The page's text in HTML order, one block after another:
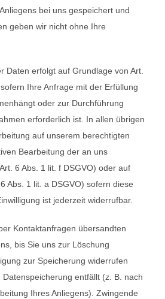
bei uns gespeichert und
geben wir nicht ohne Ihre
Daten erfolgt auf Grundlage von Art.
Ihre Anfrage mit der Erfüllung
oder zur Durchführung
erforderlich ist. In allen übrigen
auf unserem berechtigten
Bearbeitung der an uns
6 Abs. 1 lit. f DSGVO) oder auf
Abs. 1 lit. a DSGVO) sofern diese
ist jederzeit widerrufbar.
Kontaktanfragen übersandten
bis Sie uns zur Löschung
zur Speicherung widerrufen
entfällt (z. B. nach
Ihres Anliegens). Zwingende